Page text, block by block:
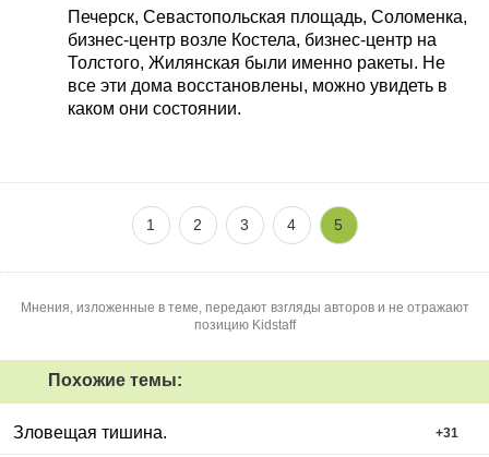
настолько крепкие что там максимум несколько
квартир может разрушится, стекла просто
побьются либо ракеты туда не запускают
специально.
Печерск, Севастопольская площадь, Соломенка,
бизнес-центр возле Костела, бизнес-центр на
Толстого, Жилянская были именно ракеты. Не
все эти дома восстановлены, можно увидеть в
каком они состоянии.
1 2 3 4 5
Мнения, изложенные в теме, передают взгляды авторов и не отражают
позицию Kidstaff
Похожие темы:
Зловещая тишина. +31